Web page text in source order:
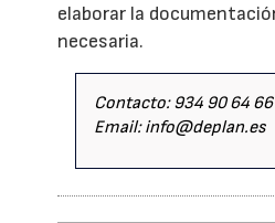
elaborar la
necesaria.
Contacto: 934 90 64 66
Email: info@deplan.es